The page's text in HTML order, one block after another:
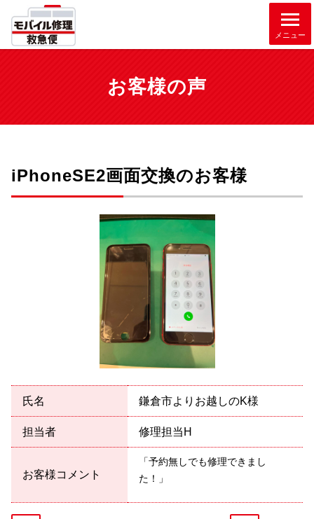
メニュー
お客様の声
iPhoneSE2画面交換のお客様
氏名 鎌倉市よりお越しのK様
担当者 修理担当H
お客様コメント
「予約無しでも修理できまし
た！」